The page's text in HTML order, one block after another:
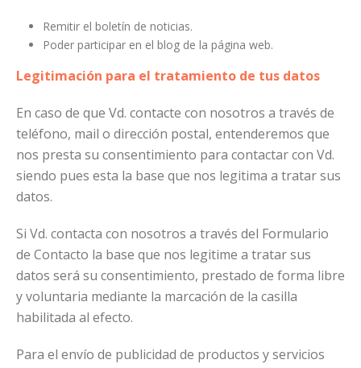
Remitir el boletín de noticias.
Poder participar en el blog de la página web.
Legitimación para el tratamiento de tus datos
En caso de que Vd. contacte con nosotros a través de
teléfono, mail o dirección postal, entenderemos que
nos presta su consentimiento para contactar con Vd.
siendo pues esta la base que nos legitima a tratar sus
datos.
Si Vd. contacta con nosotros a través del Formulario
de Contacto la base que nos legitime a tratar sus
datos será su consentimiento, prestado de forma libre
y voluntaria mediante la marcación de la casilla
habilitada al efecto.
Para el envío de publicidad de productos y servicios